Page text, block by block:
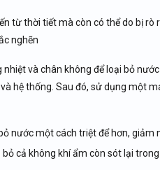
từ thời tiết mà còn có thể do bị rò
nghẽn
nhiệt và chân không để loại bỏ
hệ thống. Sau đó, sử dụng một
nước một cách triệt để hơn, giảm
cả không khí ẩm còn sót lại trong